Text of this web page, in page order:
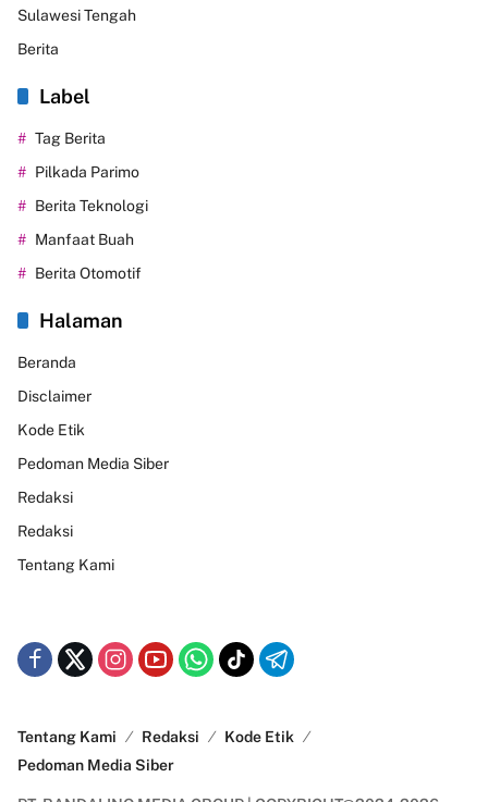
Sulawesi Tengah
Berita
Label
Tag Berita
Pilkada Parimo
Berita Teknologi
Manfaat Buah
Berita Otomotif
Halaman
Beranda
Disclaimer
Kode Etik
Pedoman Media Siber
Redaksi
Redaksi
Tentang Kami
Tentang Kami Redaksi
Kode Etik
Pedoman Media Siber